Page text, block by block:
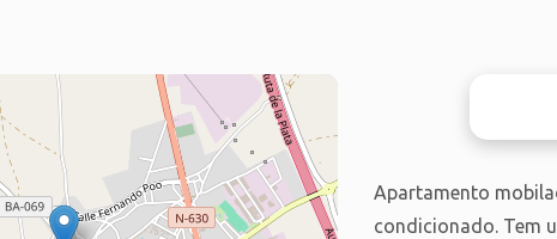
Apartamento
condicionado. Tem